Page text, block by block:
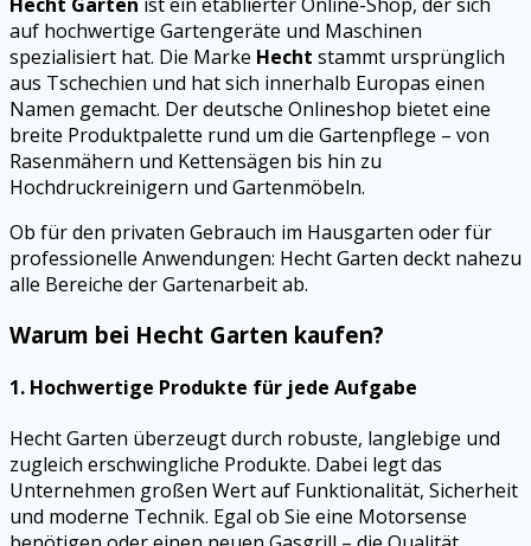
auf hochwertige Gartengeräte und Maschinen
spezialisiert hat. Die Marke Hecht stammt ursprünglich
aus Tschechien und hat sich innerhalb Europas einen
Namen gemacht. Der deutsche Onlineshop bietet eine
breite Produktpalette rund um die Gartenpflege – von
Rasenmähern und Kettensägen bis hin zu
Hochdruckreinigern und Gartenmöbeln.
Ob für den privaten Gebrauch im Hausgarten oder für
professionelle Anwendungen: Hecht Garten deckt nahezu
alle Bereiche der Gartenarbeit ab.
Warum bei Hecht Garten kaufen?
1. Hochwertige Produkte für jede Aufgabe
Hecht Garten überzeugt durch robuste, langlebige und
zugleich erschwingliche Produkte. Dabei legt das
Unternehmen großen Wert auf Funktionalität, Sicherheit
und moderne Technik. Egal ob Sie eine Motorsense